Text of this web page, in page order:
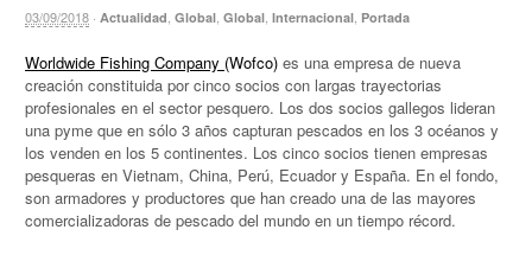
03/09/2018 ·Actualidad,Global,Global,Internacional, Portada
Worldwide Fishing Company (Wofco) es una empresa de nueva
creación constituida por cinco socios con largas trayectorias
profesionales en el sector pesquero. Los dos socios gallegos lideran
una pyme que en sólo 3 años capturan pescados en los 3 océanos y
los venden en los 5 continentes. Los cinco socios tienen empresas
pesqueras en Vietnam, China, Perú, Ecuador y España. En el fondo,
son armadores y productores que han creado una de las mayores
comercializadoras de pescado del mundo en un tiempo récord.